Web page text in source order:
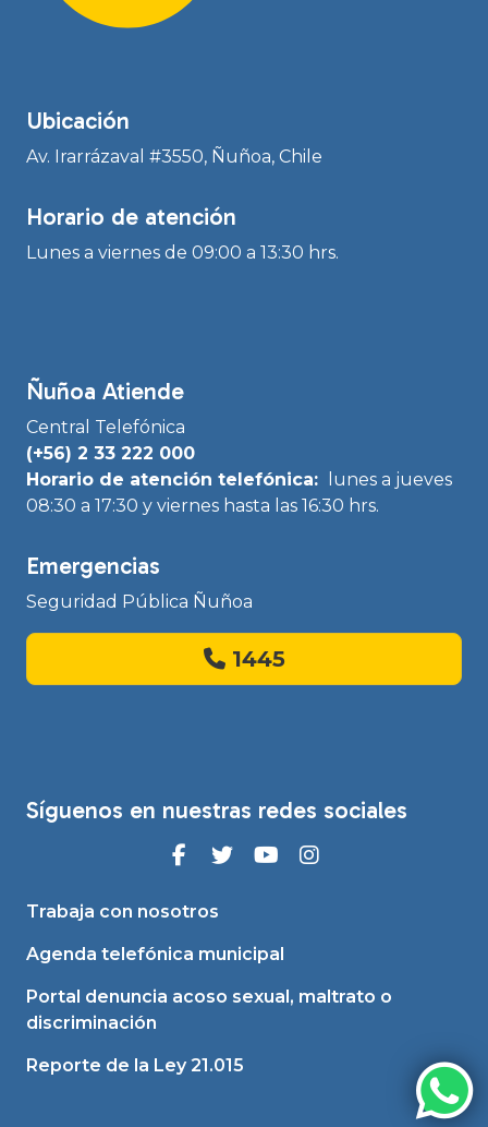
Ubicación
Av. Irarrázaval #3550, Ñuñoa, Chile
Horario de atención
Lunes a viernes de 09:00 a 13:30 hrs.
Ñuñoa Atiende
Central Telefónica
(+56) 2 33 222 000
Horario de atención telefónica:
lunes a jueves
08:30 a 17:30 y viernes hasta las 16:30 hrs.
Emergencias
Seguridad Pública Ñuñoa
1445
Síguenos en nuestras redes sociales
Trabaja con nosotros
Agenda telefónica municipal
Portal denuncia acoso sexual, maltrato o
discriminación
Reporte de la Ley 21.015